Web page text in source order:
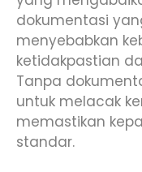
dokumentasi
menyebabkan
ketidakpastian
Tanpa
untuk melacak
memastikan
standar.